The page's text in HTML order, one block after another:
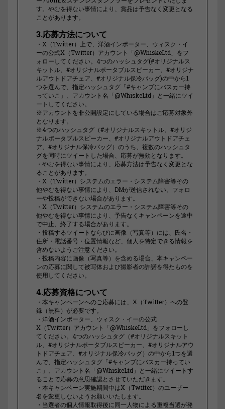
す。やむを得ない事情により、賞品は予告なく変更となる
ことがあります。
3.応募方法について
・X（Twitter）上で、洋酒インポーター、ウィスク・イ
ーの公式X（Twitter）アカウント「@WhiskeLtd」をフ
ォローしてください。4つのハッシュタグ(#オリジナルス
キットル、#オリジナルポータブルスピーカー、#オリジナ
ルアウトドアチェア、#オリジナル保冷バッグ)の中から1
つを選んで、指定ハッシュタグ「#キャンプにバスカー持
っていこ」、アカウント名「@WhiskeLtd」と一緒にツイ
ートしてください。
※アカウントを非公開設定にしている場合はご応募対象外
となります。
※4つのハッシュタグ（#オリジナルスキットル、#オリジ
ナルポータブルスピーカー、#オリジナルアウトドアチェ
ア、#オリジナル保冷バッグ）のうち、複数のハッシュタ
グを同時にツイートした場合、応募が無効となります。
・やむを得ない事情により、応募方法は予告なく変更とな
ることがあります。
・X（Twitter）システムのエラー・システム障害等その
他やむを得ない事情により、DMが送信されない、フォロ
ーや投稿ができない場合があります。
・X（Twitter）システムのエラー・システム障害等その
他やむを得ない事情により、予告なくキャンペーンを途中
で中止、終了する場合があります。
・投稿するツイートならびに画像（写真等）には、氏名・
住所・電話番号・位置情報など、個人を特定できる情報を
含めないようご注意ください。
・投稿内容に画像（写真等）を含める場合、本キャンペー
ンの応募に関して被写体および撮影者の許諾を得たものを
使用してください。
4.応募資格について
・本キャンペーンへのご応募には、X（Twitter）への登
録（無料）が必要です。
・洋酒インポーター、ウィスク・イーの公式
X（Twitter）アカウント「@WhiskeLtd」をフォローし
てください。4つのハッシュタグ（#オリジナルスキット
ル、#オリジナルポータブルスピーカー、#オリジナルアウ
トドアチェア、#オリジナル保冷バッグ）の中から1つを選
んで、指定ハッシュタグ「#キャンプにバスカー持ってい
こ」、アカウント名「@WhiskeLtd」と一緒にツイートす
ることで応募の意思確認とさせていただきます。
・本キャンペーン実施期間中はX（Twitter）のユーザー
名を変更しないようお願いいたします。
・当選者の個人情報取得後に同一人物による重複当選が発